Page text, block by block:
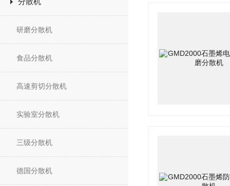
研磨分散机
食品分散机
高速剪切分散机
实验室分散机
三级分散机
德国分散机